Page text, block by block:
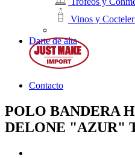
Vinos y
Darte de alta
Contacto
POLO BANDERA
DELONE "AZUR"